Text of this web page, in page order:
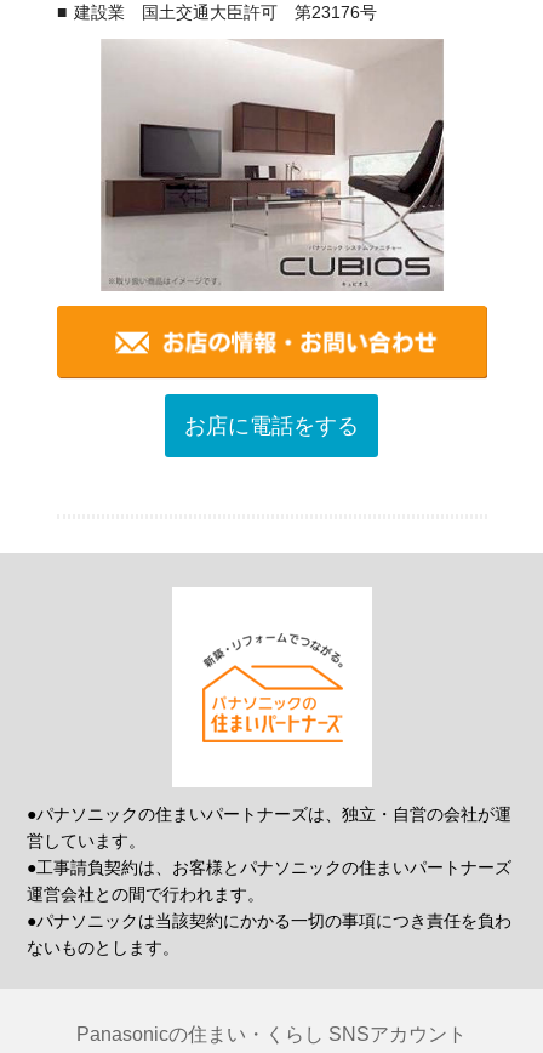
建設業 国土交通大臣許可 第23176号
お店に電話をする
●パナソニックの住まいパートナーズは、独立・自営の会社が運
営しています。
●工事請負契約は、お客様とパナソニックの住まいパートナーズ
運営会社との間で行われます。
●パナソニックは当該契約にかかる一切の事項につき責任を負わ
ないものとします。
Panasonicの住まい・くらし SNSアカウント